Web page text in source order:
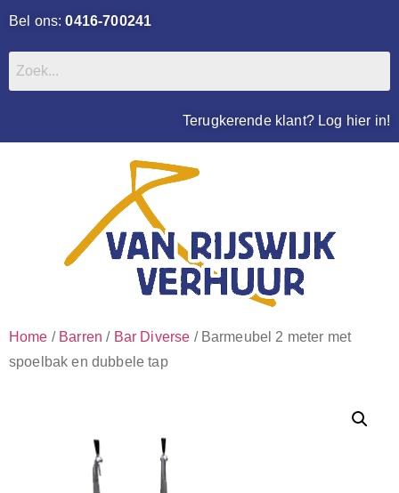
Bel ons:0416-700241
Terugkerende klant? Log hier in!
Home / Barren / Bar Diverse / Barmeubel 2 meter met
spoelbak en dubbele tap